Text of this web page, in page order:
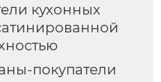
кухонных
покупатели